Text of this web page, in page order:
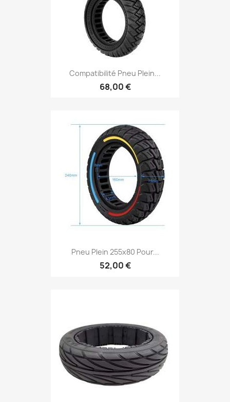
Compatibilité Pneu Plein...
68,00 €
Pneu Plein 255x80 Pour...
52,00 €